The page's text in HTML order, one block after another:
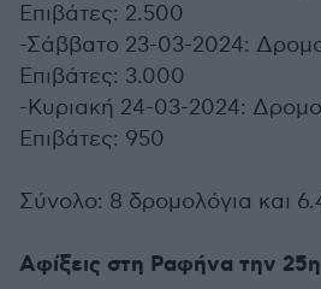
Επιβάτες: 2.500
-Σάββατο 23-03-2024:
Επιβάτες: 3.000
-Κυριακή 24-03-2024:
Επιβάτες: 950
Σύνολο: 8 δρομολόγια και
Αφίξεις στη Ραφήνα την